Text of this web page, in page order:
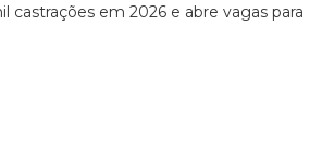
castrações em 2026 e abre vagas para